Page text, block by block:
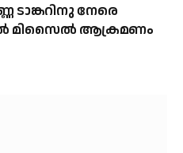
നേരെ
മിസൈല്‍ ആക്രമണം